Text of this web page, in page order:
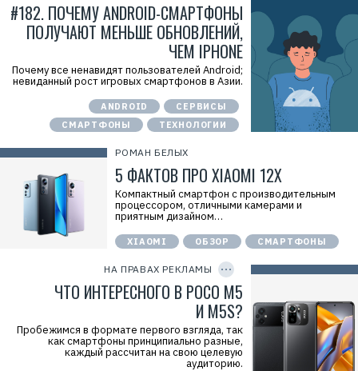
#182. ПОЧЕМУ ANDROID-СМАРТФОНЫ
ПОЛУЧАЮТ МЕНЬШЕ ОБНОВЛЕНИЙ,
ЧЕМ IPHONE
Почему все ненавидят пользователей Android;
невиданный рост игровых смартфонов в Азии.
ANDROID
СЕРВИСЫ
СМАРТФОНЫ
ТЕХНОЛОГИИ
РОМАН БЕЛЫХ
5 ФАКТОВ ПРО XIAOMI 12X
Компактный смартфон с производительным
процессором, отличными камерами и
приятным дизайном…
XIAOMI ОБЗОР СМАРТФОНЫ
НА ПРАВАХ РЕКЛАМЫ
Р
л
а
а
E
r
i
d
=
C
Y
I
D
ЧТО ИНТЕРЕСНОГО В POCO M5
И М5S?
Пробежимся в формате первого взгляда, так
как смартфоны принципиально разные,
каждый рассчитан на свою целевую
аудиторию.